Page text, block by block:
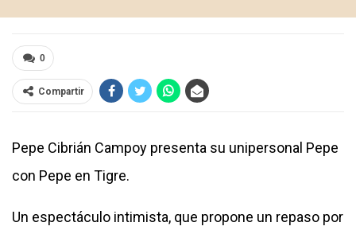
0
Compartir
Pepe Cibrián Campoy presenta su unipersonal Pepe
con Pepe en Tigre.
Un espectáculo intimista, que propone un repaso por